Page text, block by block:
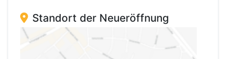
Standort der Neueröffnung